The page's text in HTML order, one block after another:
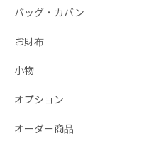
バッグ・カバン
お財布
小物
オプション
オーダー商品